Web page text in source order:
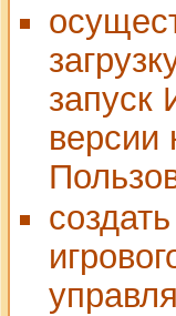
запуск
версии